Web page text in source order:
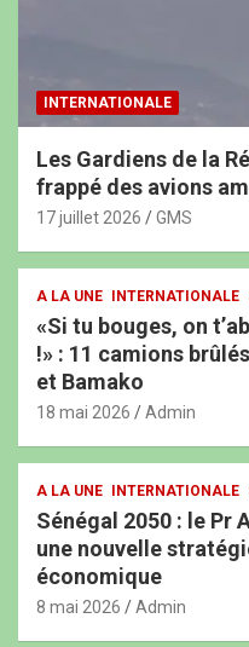
INTERNATIONALE
Les Gardiens de la
frappé des avions
17 juillet 2026 GMS
A LA UNE INTERNATIONALE
«Si tu bouges, on
!» : 11 camions
et Bamako
18 mai 2026 Admin
A LA UNE INTERNATIONALE
Sénégal 2050 : le Pr
une nouvelle
économique
8 mai 2026 Admin